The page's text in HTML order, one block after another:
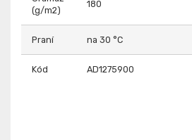
(g/m2)
180
Praní na 30 °C
Kód AD1275900